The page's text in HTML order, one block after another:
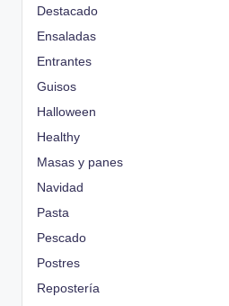
Destacado
Ensaladas
Entrantes
Guisos
Halloween
Healthy
Masas y panes
Navidad
Pasta
Pescado
Postres
Repostería